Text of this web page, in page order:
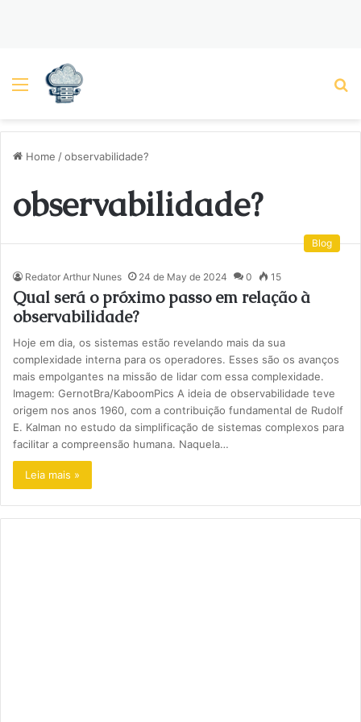
Menu
Home /observabilidade?
observabilidade?
Blog
Redator Arthur Nunes 24 de May de 2024 0 15
Qual será o próximo passo em relação à
observabilidade?
Hoje em dia, os sistemas estão revelando mais da sua
complexidade interna para os operadores. Esses são os avanços
mais empolgantes na missão de lidar com essa complexidade.
Imagem: GernotBra/KaboomPics A ideia de observabilidade teve
origem nos anos 1960, com a contribuição fundamental de Rudolf
E. Kalman no estudo da simplificação de sistemas complexos para
facilitar a compreensão humana. Naquela…
Leia mais »